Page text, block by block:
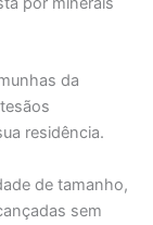
da
residência.
de tamanho,
sem